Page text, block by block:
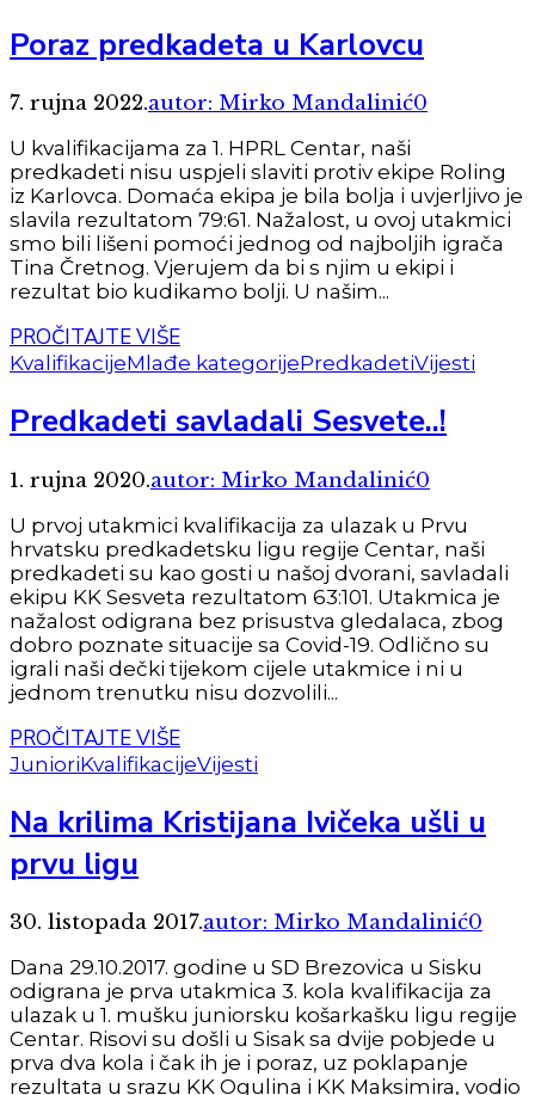
Poraz predkadeta u Karlovcu
7. rujna 2022.autor: Mirko Mandalinić0
U kvalifikacijama za 1. HPRL Centar, naši
predkadeti nisu uspjeli slaviti protiv ekipe Roling
iz Karlovca. Domaća ekipa je bila bolja i uvjerljivo je
slavila rezultatom 79:61. Nažalost, u ovoj utakmici
smo bili lišeni pomoći jednog od najboljih igrača
Tina Čretnog. Vjerujem da bi s njim u ekipi i
rezultat bio kudikamo bolji. U našim...
PROČITAJTE VIŠE
KvalifikacijeMlađe kategorijePredkadetiVijesti
Predkadeti savladali Sesvete..!
1. rujna 2020.autor: Mirko Mandalinić0
U prvoj utakmici kvalifikacija za ulazak u Prvu
hrvatsku predkadetsku ligu regije Centar, naši
predkadeti su kao gosti u našoj dvorani, savladali
ekipu KK Sesveta rezultatom 63:101. Utakmica je
nažalost odigrana bez prisustva gledalaca, zbog
dobro poznate situacije sa Covid-19. Odlično su
igrali naši dečki tijekom cijele utakmice i ni u
jednom trenutku nisu dozvolili...
PROČITAJTE VIŠE
JunioriKvalifikacijeVijesti
Na krilima Kristijana Ivičeka ušli u
prvu ligu
30. listopada 2017.autor: Mirko Mandalinić0
Dana 29.10.2017. godine u SD Brezovica u Sisku
odigrana je prva utakmica 3. kola kvalifikacija za
ulazak u 1. mušku juniorsku košarkašku ligu regije
Centar. Risovi su došli u Sisak sa dvije pobjede u
prva dva kola i čak ih je i poraz, uz poklapanje
rezultata u srazu KK Ogulina i KK Maksimira, vodio